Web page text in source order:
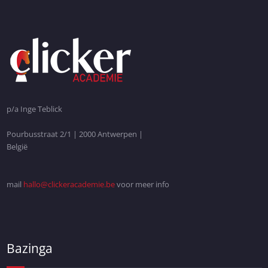
p/a Inge Teblick
Pourbusstraat 2/1 | 2000 Antwerpen |
België
mail hallo@clickeracademie.bevoor meer info
Bazinga